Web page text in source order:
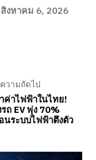
สิงหาคม 6, 2026
วามถัดไป
าค่าไฟฟ้าในไทย!
ถ EV พุ่ง 70%
ระบบไฟฟ้าตึงตัว